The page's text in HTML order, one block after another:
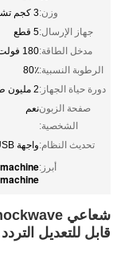
وزن:3 كجم تشمل قضيب
جهاز الإرسال:5 قطع
مدخل الطاقة:180 فولت أمبير
الرطوبة النسبية:80٪
دورة حياة الجهاز:2 مليون طلقة
صفحة الزبون
الشخصية:
نعم
تحديث النظام:واجهة USB
أبرز:
قابل للتعديل التردد